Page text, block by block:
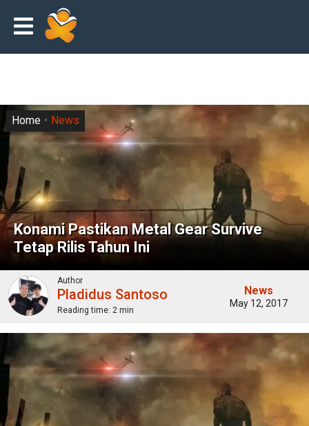
Konami Pastikan Metal Gear Survive
Tetap Rilis Tahun Ini
Home News
Author
Pladidus Santoso
Reading time: 2 min
News
May 12, 2017